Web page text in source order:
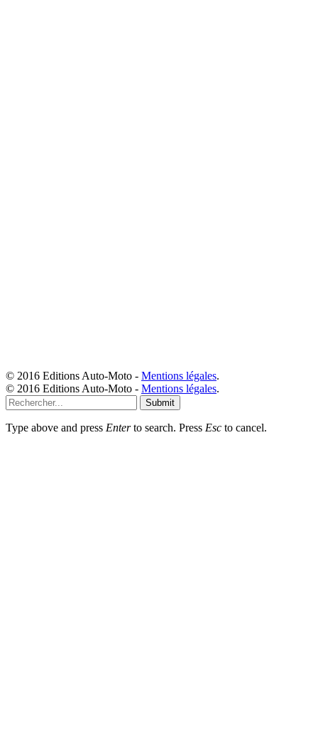
© 2016 Editions Auto-Moto - Mentions légales.
© 2016 Editions Auto-Moto - Mentions légales.
Submit
Type above and press Enterto search. Press Esc to cancel.